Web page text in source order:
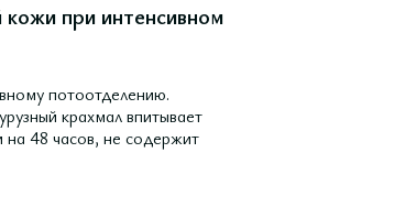
при интенсивном
потоотделению.
крахмал впитывает
на 48 часов, не содержит